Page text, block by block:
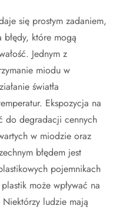
się prostym zadaniem,
które mogą
Jednym z
miodu w
światła
Ekspozycja na
do degradacji cennych
w miodzie oraz
błędem jest
pojemnikach
może wpływać na
ludzie mają